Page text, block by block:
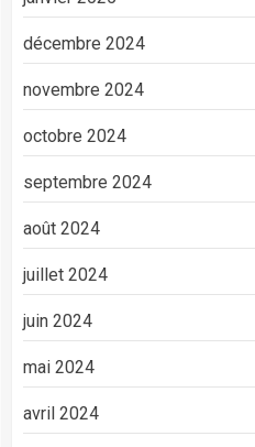
décembre 2024
novembre 2024
octobre 2024
septembre 2024
août 2024
juillet 2024
juin 2024
mai 2024
avril 2024